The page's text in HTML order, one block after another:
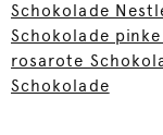
Schokolade
Schokolade
rosarote
Schokolade